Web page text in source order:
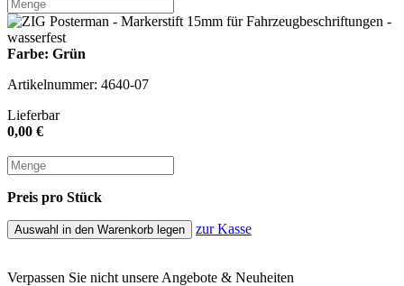
Farbe: Grün
Artikelnummer: 4640-07
Lieferbar
0,00 €
Preis pro Stück
Auswahl in den Warenkorb legen zur Kasse
Verpassen Sie nicht unsere Angebote & Neuheiten